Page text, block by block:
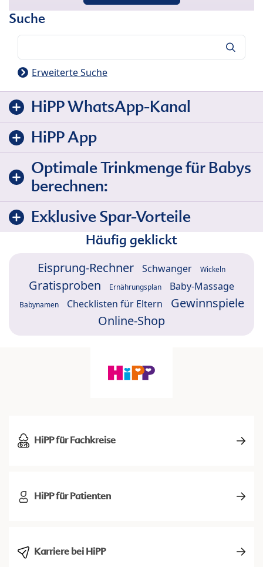
Suche
Erweiterte Suche
HiPP WhatsApp-Kanal
HiPP App
Optimale Trinkmenge für Babys
berechnen:
Exklusive Spar-Vorteile
Häufig geklickt
Eisprung-Rechner Schwanger Wickeln
Gratisproben Ernährungsplan Baby-Massage
Babynamen Checklisten für Eltern
Gewinnspiele
Online-Shop
HiPP für Fachkreise
HiPP für Patienten
Karriere bei HiPP